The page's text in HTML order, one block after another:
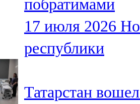
побратимами
17 июля 2026
республики
Татарстан